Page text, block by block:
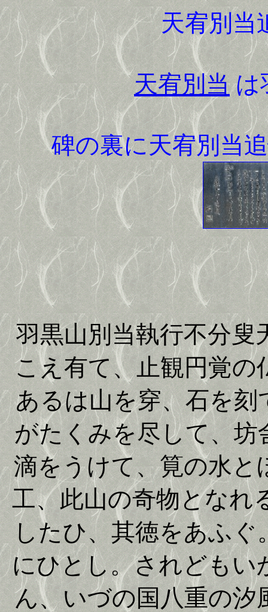
天宥別当
天宥別当は
碑の裏に天宥別当
羽黒山別当執行不分叟
こえ有て、止観円覚の
あるは山を穿、石を刻
がたくみを尽して、坊
滴をうけて、筧の水と
工、此山の奇物となれ
したひ、其徳をあふ
にひとし。されども
ん、いづの国八重の